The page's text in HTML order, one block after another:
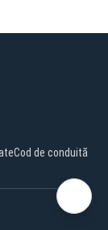
Cod de conduită